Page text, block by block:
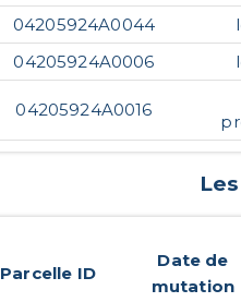
04205924A0044
04205924A0006
04205924A0016
Parcelle ID
Date de
mutation